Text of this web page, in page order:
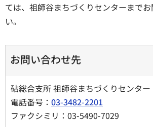
ては、祖師谷まちづくりセンターまで
い。
お問い合わせ先
砧総合支所 祖師谷まちづくりセンタ
電話番号： 03-3482-2201
ファクシミリ：03-5490-7029